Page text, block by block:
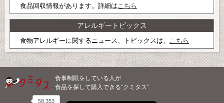
食品回収情報があります。詳細はこちら
アレルギートピックス
食物アレルギーに関するニュース、トピックスは、 こちら
食事制限をしている人が
食品を探して購入できる“クミタス”
58,353